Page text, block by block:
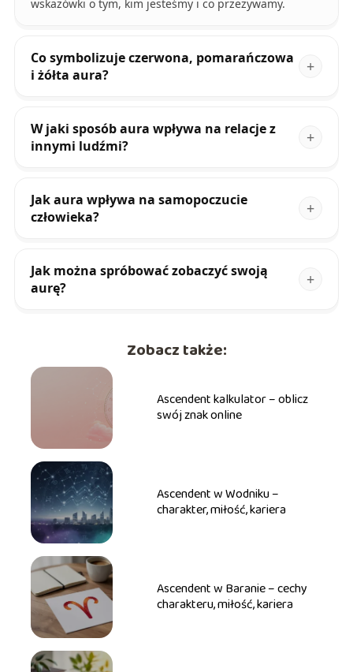
wskazówki o tym, kim jesteśmy i co przeżywamy.
Co symbolizuje czerwona, pomarańczowa
i żółta aura?
W jaki sposób aura wpływa na relacje z
innymi ludźmi?
Jak aura wpływa na samopoczucie
człowieka?
Jak można spróbować zobaczyć swoją
aurę?
Zobacz także:
Ascendent kalkulator – oblicz
swój znak online
Ascendent w Wodniku –
charakter, miłość, kariera
Ascendent w Baranie – cechy
charakteru, miłość, kariera